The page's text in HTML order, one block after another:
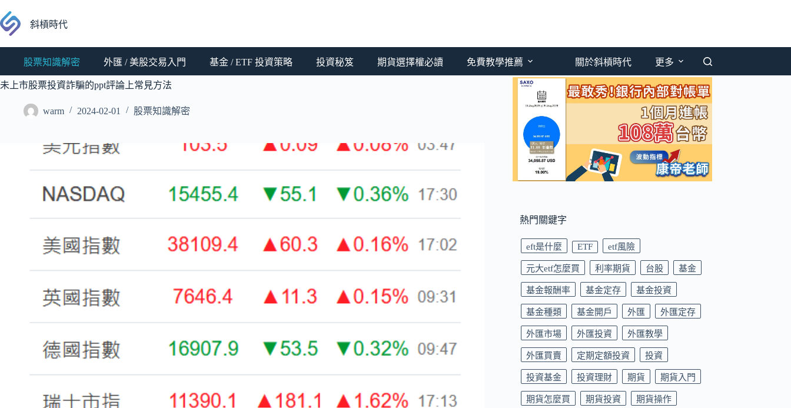
至
要
容
斜槓時代
股票知識解密 外匯 / 美股交易入門 基金 / ETF 投資策略 投資秘笈 期貨選擇權必讀 免費教學推薦 關於斜槓時代 更多
未上市股票投資詐騙的ppt評論上常見方法
warm 2024-02-01 股票知識解密
熱門關鍵字
eft是什麼 ETF etf風險
元大etf怎麼買 利率期貨 台股 基金
基金報酬率 基金定存 基金投資
基金種類 基金開戶 外匯 外匯定存
外匯市場 外匯投資 外匯教學
外匯買賣 定期定額投資 投資
投資基金 投資理財 期貨 期貨入門
期貨怎麼買 期貨投資 期貨操作